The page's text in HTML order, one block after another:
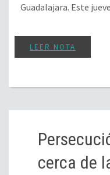
Guadalajara. Este
LEER NOTA
cerca de